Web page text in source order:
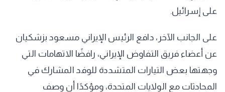
على إسرائيل.
على الجانب الآخر، دافع الرئيس الإيراني مسعود بزشكيان
عن أعضاء فريق التفاوض الإيراني، رافضًا الاتهامات التي
وجهتها بعض التيارات المتشددة للوفد المشارك في
المحادثات مع الولايات المتحدة، ومؤكدًا أن وصف